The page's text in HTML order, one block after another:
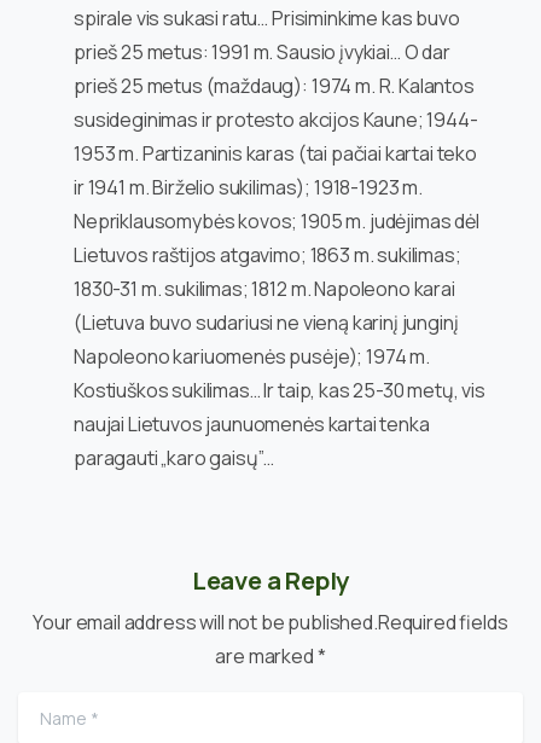
spirale vis sukasi ratu… Prisiminkime kas buvo
prieš 25 metus: 1991 m. Sausio įvykiai… O dar
prieš 25 metus (maždaug): 1974 m. R. Kalantos
susideginimas ir protesto akcijos Kaune; 1944-
1953 m. Partizaninis karas (tai pačiai kartai teko
ir 1941 m. Birželio sukilimas); 1918-1923 m.
Nepriklausomybės kovos; 1905 m. judėjimas dėl
Lietuvos raštijos atgavimo; 1863 m. sukilimas;
1830-31 m. sukilimas; 1812 m. Napoleono karai
(Lietuva buvo sudariusi ne vieną karinį junginį
Napoleono kariuomenės pusėje); 1974 m.
Kostiuškos sukilimas… Ir taip, kas 25-30 metų, vis
naujai Lietuvos jaunuomenės kartai tenka
paragauti „karo gaisų”…
Leave a Reply
Your email address will not be published.Required fields
are marked *
Name